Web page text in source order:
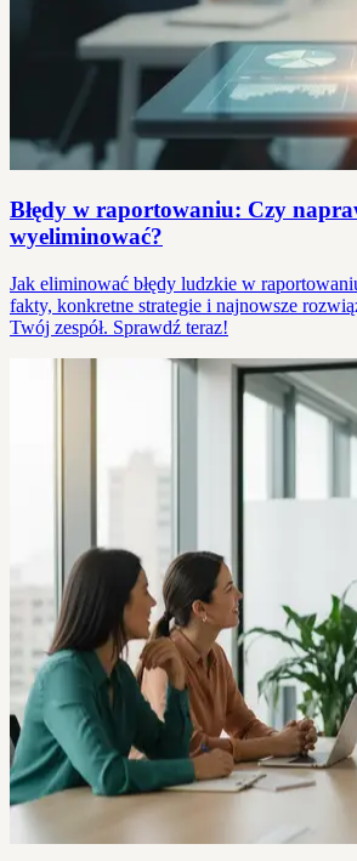
Błędy w raportowaniu: Czy
wyeliminować?
Jak eliminować błędy ludzkie w
fakty, konkretne strategie i najnowsze
Twój zespół. Sprawdź teraz!